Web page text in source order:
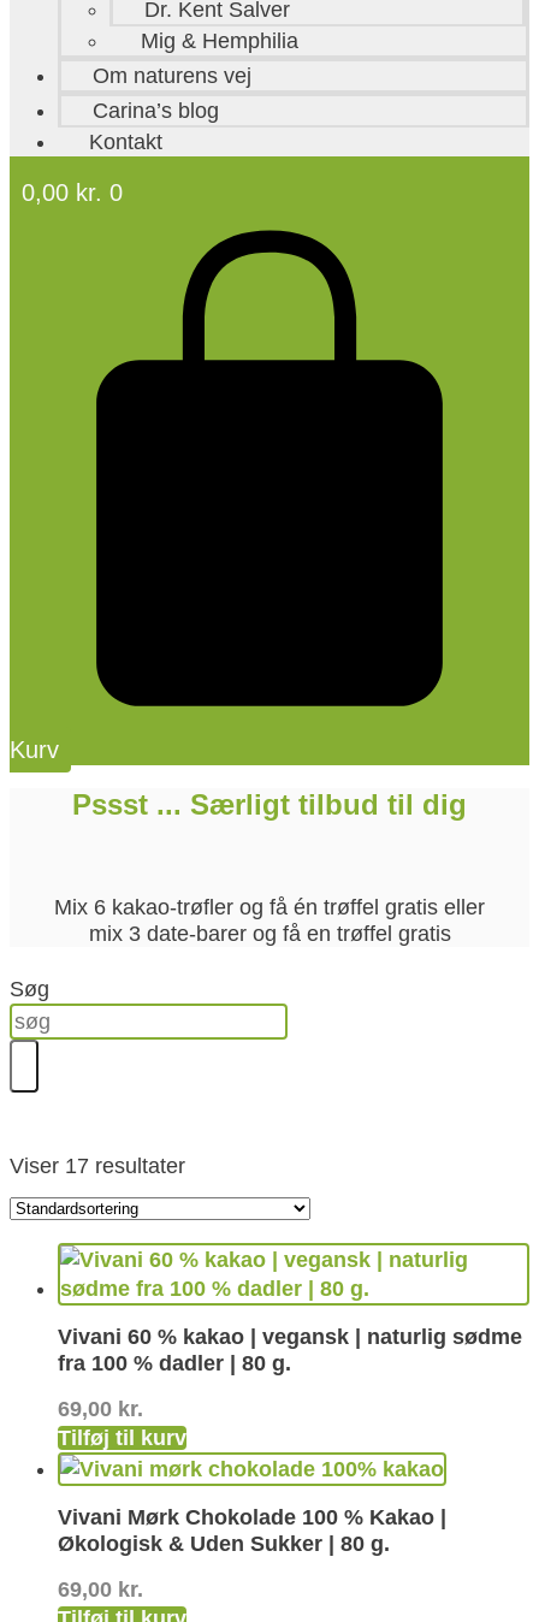
Dr. Kent Salver
Mig & Hemphilia
Om naturens vej
Carina’s blog
Kontakt
0,00 kr. 0
Kurv
Pssst ... Særligt tilbud til dig
Mix 6 kakao-trøfler og få én trøffel gratis eller
mix 3 date-barer og få en trøffel gratis
Søg
Viser 17 resultater
Vivani 60 % kakao | vegansk | naturlig sødme
fra 100 % dadler | 80 g.
69,00 kr.
Tilføj til kurv
Vivani Mørk Chokolade 100 % Kakao |
Økologisk & Uden Sukker | 80 g.
69,00 kr.